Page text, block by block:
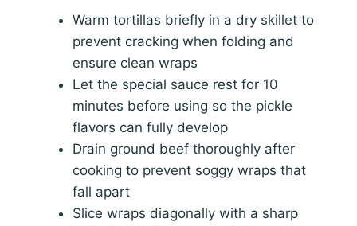
Warm tortillas briefly in a dry skillet to
prevent cracking when folding and
ensure clean wraps
Let the special sauce rest for 10
minutes before using so the pickle
flavors can fully develop
Drain ground beef thoroughly after
cooking to prevent soggy wraps that
fall apart
Slice wraps diagonally with a sharp